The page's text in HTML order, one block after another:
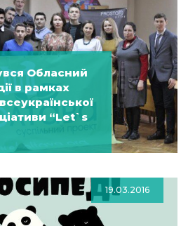
Обласний
в рамках
“Let`s
19.03.2016